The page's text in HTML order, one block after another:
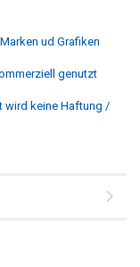
ud Grafiken
genutzt
wird keine Haftung /